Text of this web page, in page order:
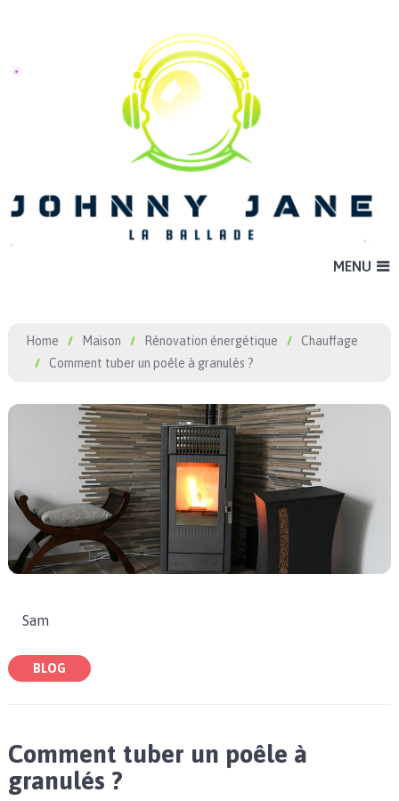
MENU
Home Maison Rénovation énergétique
Chauffage
Comment tuber un poêle à granulés ?
Sam
BLOG
Comment tuber un poêle à
granulés ?